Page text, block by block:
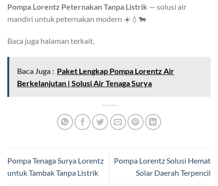
Pompa Lorentz Peternakan Tanpa Listrik — solusi air
mandiri untuk peternakan modern ☀️💧🐄
Baca juga halaman terkait,
Baca Juga : Paket Lengkap Pompa Lorentz Air
Berkelanjutan | Solusi Air Tenaga Surya
Pompa Tenaga Surya Lorentz
untuk Tambak Tanpa Listrik
Pompa Lorentz Solusi Hemat
Solar Daerah Terpencil